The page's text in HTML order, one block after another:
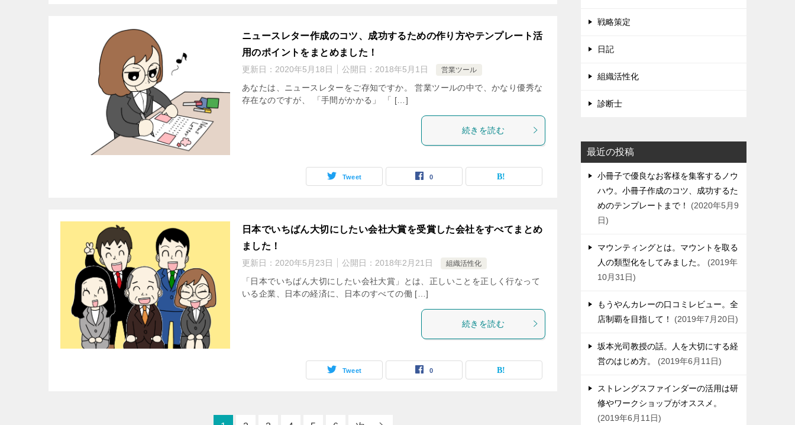
ニュースレター作成のコツ、成功するための作り方やテンプレート活
用のポイントをまとめました！
更新日： 2020年5月18日 公開日： 2018年5月1日 営業ツール
あなたは、ニュースレターをご存知ですか。 営業ツールの中で、かなり優秀な
存在なのですが、 「手間がかかる」 「 […]
続きを読む
Tweet 0
日本でいちばん大切にしたい会社大賞を受賞した会社をすべてまとめ
ました！
更新日： 2020年5月23日 公開日： 2018年2月21日 組織活性化
「日本でいちばん大切にしたい会社大賞」とは、正しいことを正しく行なって
いる企業、日本の経済に、日本のすべての働 […]
続きを読む
Tweet 0
戦略策定
日記
組織活性化
診断士
最近の投稿
小冊子で優良なお客様を集客するノウ
ハウ。小冊子作成のコツ、成功するた
めのテンプレートまで！
2020年5月9
日
マウンティングとは。マウントを取る
人の類型化をしてみました。
2019年
10月31日
もうやんカレーの口コミレビュー。全
店制覇を目指して！
2019年7月20日
坂本光司教授の話。人を大切にする経
営のはじめ方。
2019年6月11日
ストレングスファインダーの活用は研
修やワークショップがオススメ。
2019年6月11日